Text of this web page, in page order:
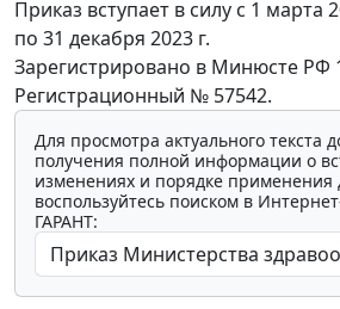
Приказ вступает в силу с 1 марта
по 31 декабря 2023 г.
Зарегистрировано в Минюсте РФ
Регистрационный № 57542.
Для просмотра актуального текста
получения полной информации о
изменениях и порядке применения
воспользуйтесь поиском в
ГАРАНТ: